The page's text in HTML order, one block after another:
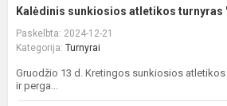
Kalėdinis sunkiosios atletikos turnyras
Paskelbta: 2024-12-21
Kategorija: Turnyrai
Gruodžio 13 d. Kretingos sunkiosios
ir perga...